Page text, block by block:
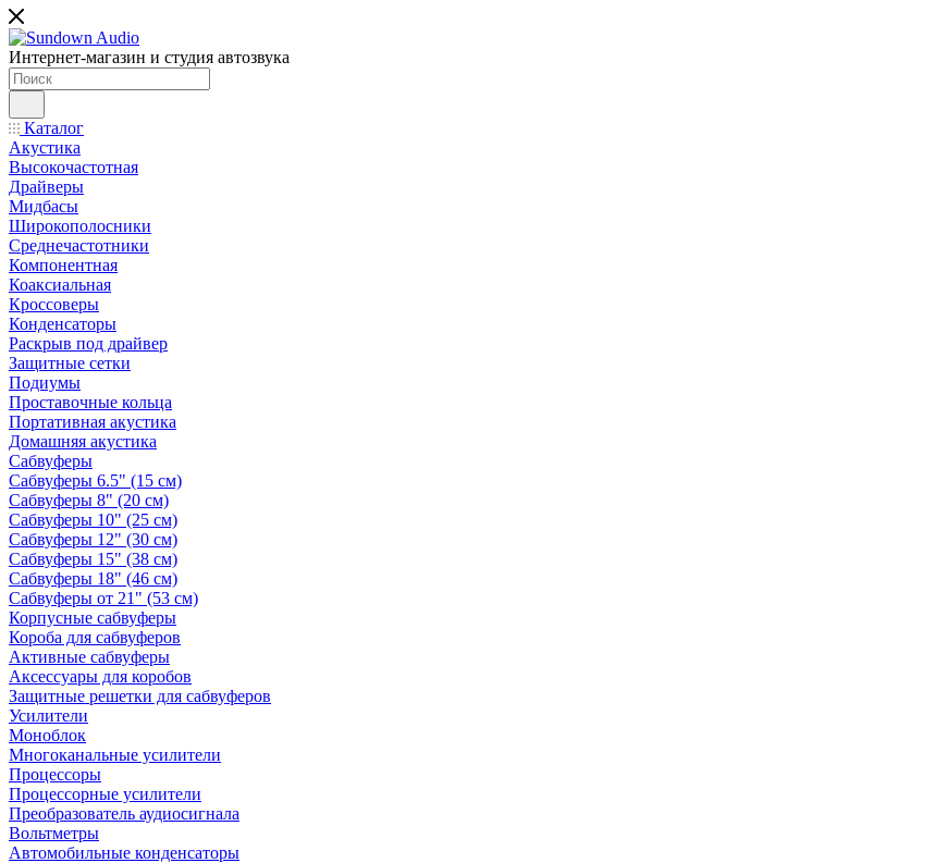
Интернет-магазин и студия автозвука
Каталог
Акустика
Высокочастотная
Драйверы
Мидбасы
Широкополосники
Среднечастотники
Компонентная
Коаксиальная
Кроссоверы
Конденсаторы
Раскрыв под драйвер
Защитные сетки
Подиумы
Проставочные кольца
Портативная акустика
Домашняя акустика
Сабвуферы
Сабвуферы 6.5" (15 см)
Сабвуферы 8" (20 см)
Сабвуферы 10" (25 см)
Сабвуферы 12" (30 см)
Сабвуферы 15" (38 см)
Сабвуферы 18" (46 см)
Сабвуферы от 21" (53 см)
Корпусные сабвуферы
Короба для сабвуферов
Активные сабвуферы
Аксессуары для коробов
Защитные решетки для сабвуферов
Усилители
Моноблок
Многоканальные усилители
Процессоры
Процессорные усилители
Преобразователь аудиосигнала
Вольтметры
Автомобильные конденсаторы